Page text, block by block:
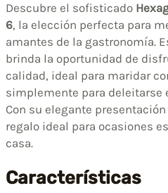
Descubre el sofisticado
6, la elección perfecta para
amantes de la gastronomía.
brinda la oportunidad de
calidad, ideal para maridar
simplemente para deleitarse
Con su elegante
regalo ideal para ocasiones
casa.
Características